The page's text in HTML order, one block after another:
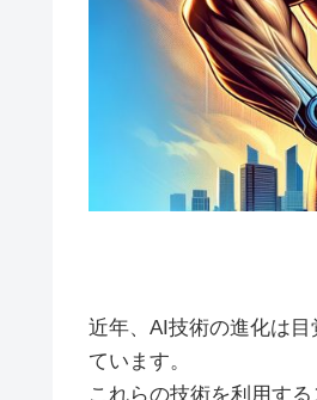
近年、AI技術の進化は
ています。
これらの技術を利用す